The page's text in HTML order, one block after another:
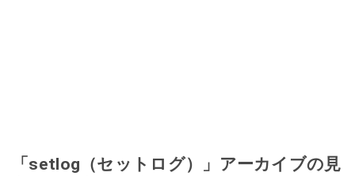
「setlog（セットログ）」アーカイブの見